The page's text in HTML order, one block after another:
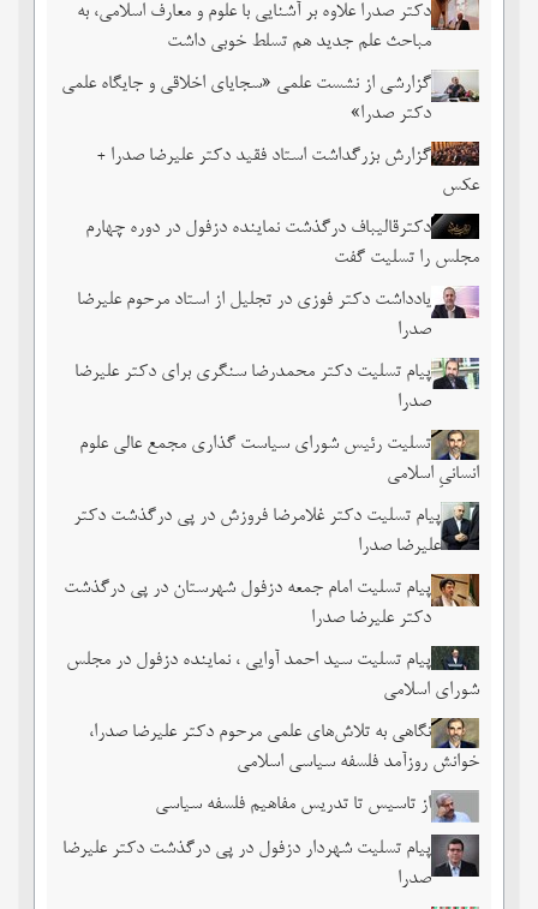
دکتر صدرا علاوه بر آشنایی با علوم و معارف اسلامی، به
مباحث علم جدید هم تسلط خوبی داشت
گزارشی از نشست علمی «سجایای اخلاقی و جایگاه علمی
دکتر صدرا»
گزارش بزرگداشت استاد فقید دکتر علیرضا صدرا +
عکس
دکترقالیباف درگذشت نماینده دزفول در دوره چهارم
مجلس را تسلیت گفت
یادداشت دکتر فوزی در تجلیل از استاد مرحوم علیرضا
صدرا
پیام تسلیت دکتر محمدرضا سنگری برای دکتر علیرضا
صدرا
تسلیت رئیس شورای سیاست گذاری مجمع عالی علوم
انسانیِ اسلامی
پیام تسلیت دکتر غلامرضا فروزش در پی درگذشت دکتر
علیرضا صدرا
پیام تسلیت امام جمعه دزفول شهرستان در پی درگذشت
دکتر علیرضا صدرا
پیام تسلیت سید احمد آوایی ، نماینده دزفول در مجلس
شورای اسلامی
نگاهی به تلاش‌های علمی مرحوم دکتر علیرضا صدرا،
خوانش روزآمد فلسفه سیاسی اسلامی
از تاسیس تا تدریس مفاهیم فلسفه سیاسی
پیام تسلیت شهردار دزفول در پی درگذشت دکتر علیرضا
صدرا